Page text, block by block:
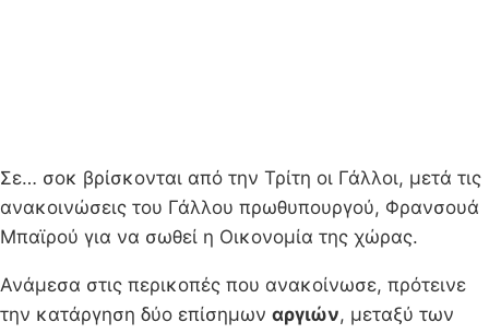
Σε… σοκ βρίσκονται από την Τρίτη οι Γάλλοι, μετά τις
ανακοινώσεις του Γάλλου πρωθυπουργού, Φρανσουά
Μπαϊρού για να σωθεί η Οικονομία της χώρας.
Ανάμεσα στις περικοπές που ανακοίνωσε, πρότεινε
την κατάργηση δύο επίσημων αργιών, μεταξύ των